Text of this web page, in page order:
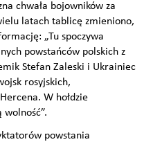
chwała bojowników za
latach tablicę zmieniono,
„Tu spoczywa
powstańców polskich z
Stefan Zaleski i Ukrainiec
rosyjskich,
W hołdzie
wolność”.
powstania